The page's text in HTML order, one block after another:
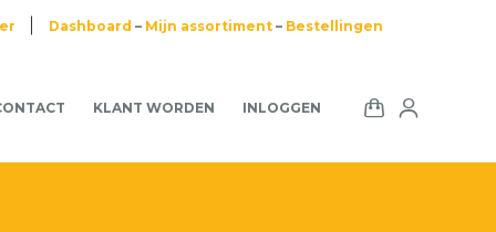
Dashboard – Mijn assortiment – Bestellingen
KLANT WORDEN INLOGGEN